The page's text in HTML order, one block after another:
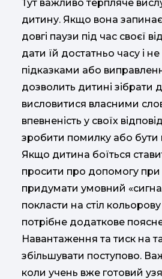
Тут важливо терпляче
дитину. Якщо вона
довгі паузи під час своєї
дати їй достатньо часу і
підказками або
дозволить дитині зібрати
висловитися власними
впевненість у своїх
зробити помилку або
Якщо дитина боїться
просити про допомогу при
придумати умовний
покласти на стіл
потрібне додаткове
Навантаження та тиск на
збільшувати поступово.
коли учень вже готовий